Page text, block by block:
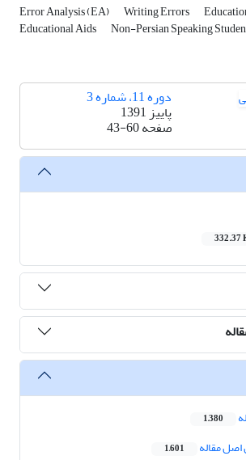
Error Analysis (EA) Writing Errors
Educational Aids Non-Persian Speaking
دوره 11، شماره 3
پاییز 1391
صفحه43-60
332.37
1,380
مقاله 1,601